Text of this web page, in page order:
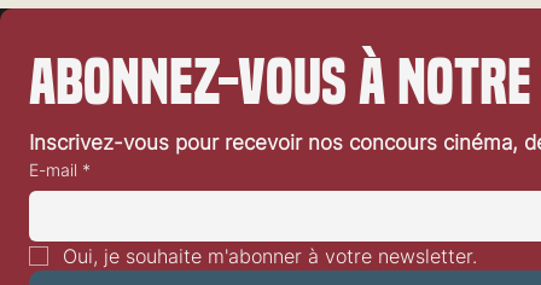
vidéo
Roher:
Abonnez-vous à
Inscrivez-vous pour recevoir nos concours cinéma,
E-mail *
Oui, je souhaite m'abonner à votre newsletter.